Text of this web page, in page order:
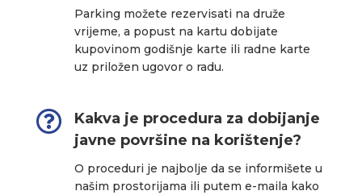
Parking možete rezervisati na druže
vrijeme, a popust na kartu dobijate
kupovinom godišnje karte ili radne karte
uz priložen ugovor o radu.

Kakva je procedura za dobijanje
javne površine na korištenje?
O proceduri je najbolje da se informišete u
našim prostorijama ili putem e-maila kako